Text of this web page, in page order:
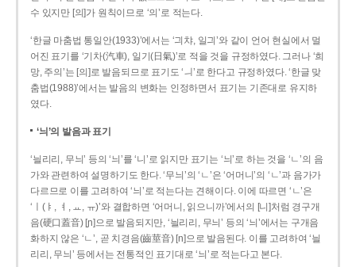
수 있지만 [의]가 원칙이므로 ‘의’로 적는다.
‘한글 마춤법 통일안(1933)’에서는 ‘긔챠, 일긔’와 같이 언어 현실에서 멀
어진 표기를 ‘기차(汽車), 일기(日氣)’로 적을 것을 규정하였다. 그러나 ‘희
망, 주의’는 [의]로 발음되므로 표기도 ‘ㅢ’로 한다고 규정하였다. ‘한글 맞
춤법(1988)’에서는 발음의 변화는 인정하면서 표기는 기존대로 유지하
였다.
‘늬’의 발음과 표기
‘늴리리, 무늬’ 등의 ‘늬’를 ‘니’로 읽지만 표기는 ‘늬’로 하는 것을 ‘ㄴ’의 음
가와 관련하여 설명하기도 한다. ‘무늬’의 ‘ㄴ’은 ‘어머니’의 ‘ㄴ’과 음가가
다르므로 이를 고려하여 ‘늬’로 적는다는 견해이다. 이에 따르면 ‘ㄴ’은
‘ㅣ(ㅑ, ㅕ, ㅛ, ㅠ)’와 결합하면 ‘어머니, 읽으니까’에서의 [니]처럼 경구개
음(硬口蓋音) [ɲ]으로 발음되지만, ‘늴리리, 무늬’ 등의 ‘늬’에서는 구개음
화하지 않은 ‘ㄴ’, 곧 치경음(齒莖音) [n]으로 발음된다. 이를 고려하여 ‘늴
리리, 무늬’ 등에서는 전통적인 표기대로 ‘늬’로 적는다고 본다.